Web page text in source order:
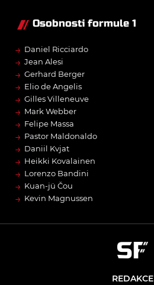
Osobnosti formule 1
→ Daniel Ricciardo
→ Jean Alesi
→ Gerhard Berger
→ Elio de Angelis
→ Gilles Villeneuve
→ Mark Webber
→ Felipe Massa
→ Pastor Maldonaldo
→ Daniil Kvjat
→ Heikki Kovalainen
→ Lorenzo Bandini
→ Kuan-jü Čou
→ Kevin Magnussen
REDAKCE